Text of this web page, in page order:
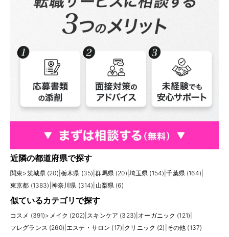
近隣の都道府県で探す
関東>茨城県 (20) 栃木県 (35) |群馬県 (20) 埼玉県 (154) |千葉県 (164)
東京都 (1383) 神奈川県 (314) 山梨県 (6)
似ているカテゴリで探す
コスメ (391)> メイク (202) スキンケア (323) オーガニック (121)
フレグランス (260) |エステ・サロン (17) クリニック (2) その他 (137)